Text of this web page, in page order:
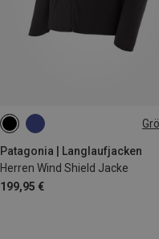
Patagonia | Langlaufjacken
Herren Wind Shield Jacke
199,95 €
M XL